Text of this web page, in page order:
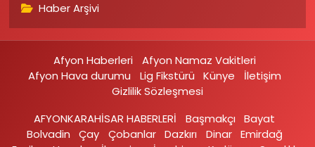
Haber Arşivi
Afyon Haberleri
Afyon Namaz Vakitleri
Afyon Hava durumu
Lig Fikstürü Künye
İletişim
Gizlilik Sözleşmesi
AFYONKARAHİSAR HABERLERİ
Başmakçı
Bayat
Bolvadin
Çay Çobanlar Dazkırı Dinar Emirdağ‎